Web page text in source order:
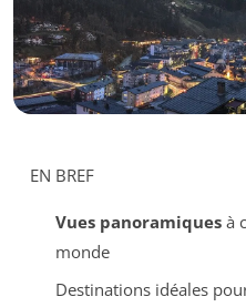
EN BREF
Vues panoramiquesà
monde
Destinations idéales